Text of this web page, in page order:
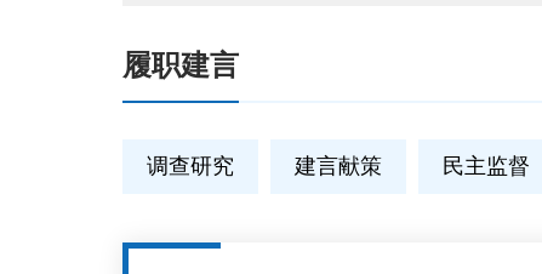
履职建言
调查研究 建言献策 民主监督